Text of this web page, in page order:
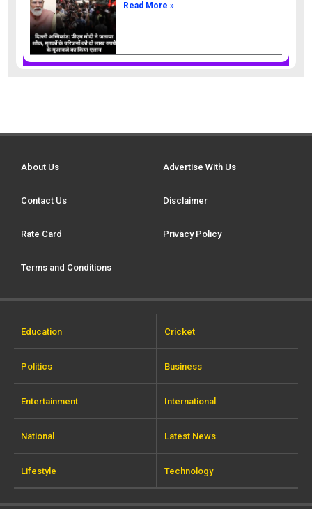
Read More »
About Us Advertise With Us
Contact Us Disclaimer
Rate Card Privacy Policy
Terms and Conditions
Education Cricket
Politics Business
Entertainment International
National Latest News
Lifestyle Technology